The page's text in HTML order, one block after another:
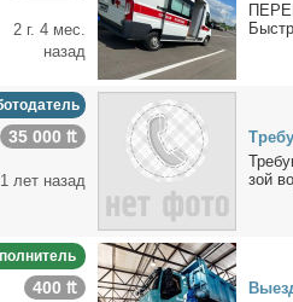
2 г. 4 мес.
назад
35 000 ₶
1 лет назад
зой
400 ₶